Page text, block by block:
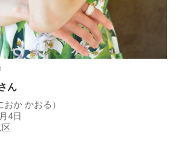
ん
か かおる）
4日